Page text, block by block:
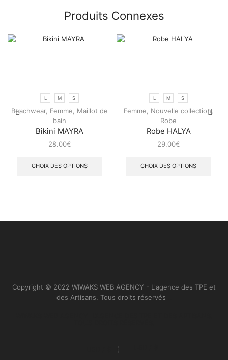
Produits Connexes
L M S
Beachwear, Femme
Maillot de
bain
Bikini MAYRA
28.00€
CHOIX DES OPTIONS
L M S
Femme Nouvelle collection,
Robe
Robe HALYA
29.00€
CHOIX DES OPTIONS
Copyright © 2022 WIWAKS WEB AGENCY - L'agence des TPE et
des Artisans. Tous droits réservés